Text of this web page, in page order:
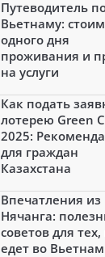
Путеводитель
Вьетнаму:
одного дня
проживания и
на услуги
Как подать
лотерею Green
2025:
для граждан
Казахстана
Впечатления из
Нячанга:
советов для тех,
едет во Вьетнам